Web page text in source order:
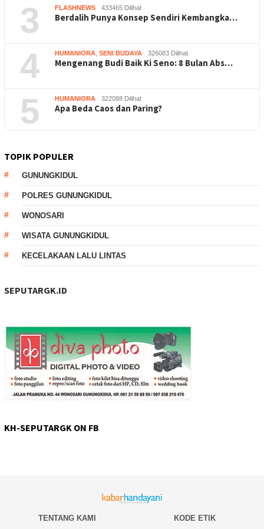
3 FLASHNEWS 433465 Dilihat
Berdalih Punya Konsep Sendiri Kembangka…
4 HUMANIORA SENI BUDAYA 326083 Dilihat
Mengenang Budi Baik Ki Seno: 8 Bulan Abs…
5 HUMANIORA 322088 Dilihat
Apa Beda Caos dan Paring?
TOPIK POPULER
GUNUNGKIDUL
POLRES GUNUNGKIDUL
WONOSARI
WISATA GUNUNGKIDUL
KECELAKAAN LALU LINTAS
SEPUTARGK.ID
KH-SEPUTARGK ON FB
TENTANG KAMI KODE ETIK